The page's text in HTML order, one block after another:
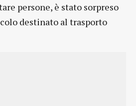
persone, è stato sorpreso
destinato al trasporto